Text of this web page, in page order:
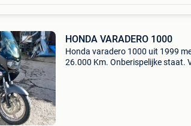
HONDA VARADERO 1000
Honda varadero 1000 uit 1999
26.000 Km. Onberispelijke staat.